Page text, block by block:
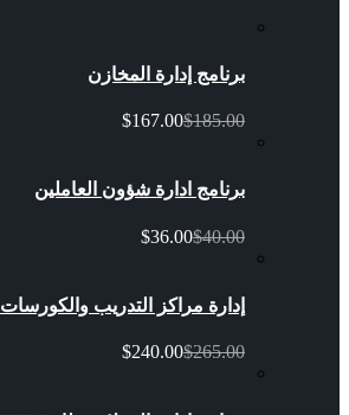
برنامج إدارة المخازن
$167.00$185.00
برنامج ادارة شؤون العاملين
$36.00$40.00
إدارة مراكز التدريب والكورسات
$240.00$265.00